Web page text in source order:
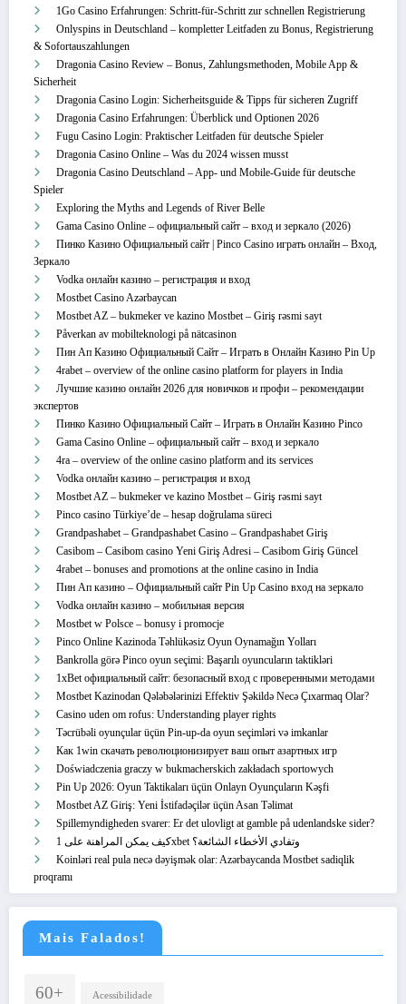
1Go Casino Erfahrungen: Schritt‑für‑Schritt zur schnellen Registrierung
Onlyspins in Deutschland – kompletter Leitfaden zu Bonus, Registrierung
& Sofortauszahlungen
Dragonia Casino Review – Bonus, Zahlungsmethoden, Mobile App &
Sicherheit
Dragonia Casino Login: Sicherheitsguide & Tipps für sicheren Zugriff
Dragonia Casino Erfahrungen: Überblick und Optionen 2026
Fugu Casino Login: Praktischer Leitfaden für deutsche Spieler
Dragonia Casino Online – Was du 2024 wissen musst
Dragonia Casino Deutschland – App‑ und Mobile‑Guide für deutsche
Spieler
Exploring the Myths and Legends of River Belle
Gama Casino Online – официальный сайт – вход и зеркало (2026)
Пинко Казино Официальный сайт | Pinco Casino играть онлайн – Вход,
Зеркало
Vodka онлайн казино – регистрация и вход
Mostbet Casino Azərbaycan
Mostbet AZ – bukmeker ve kazino Mostbet – Giriş rəsmi sayt
Påverkan av mobilteknologi på nätcasinon
Пин Ап Казино Официальный Сайт – Играть в Онлайн Казино Pin Up
4rabet – overview of the online casino platform for players in India
Лучшие казино онлайн 2026 для новичков и профи – рекомендации
экспертов
Пинко Казино Официальный Сайт – Играть в Онлайн Казино Pinco
Gama Casino Online – официальный сайт – вход и зеркало
4ra – overview of the online casino platform and its services
Vodka онлайн казино – регистрация и вход
Mostbet AZ – bukmeker ve kazino Mostbet – Giriş rəsmi sayt
Pinco casino Türkiye’de – hesap doğrulama süreci
Grandpashabet – Grandpashabet Casino – Grandpashabet Giriş
Casibom – Casibom casino Yeni Giriş Adresi – Casibom Giriş Güncel
4rabet – bonuses and promotions at the online casino in India
Пин Ап казино – Официальный сайт Pin Up Casino вход на зеркало
Vodka онлайн казино – мобильная версия
Mostbet w Polsce – bonusy i promocje
Pinco Online Kazinoda Təhlükəsiz Oyun Oynamağın Yolları
Bankrolla görə Pinco oyun seçimi: Başarılı oyuncuların taktikləri
1xBet официальный сайт: безопасный вход с проверенными методами
Mostbet Kazinodan Qələbələrinizi Effektiv Şəkildə Necə Çıxarmaq Olar?
Casino uden om rofus: Understanding player rights
Təcrübəli oyunçular üçün Pin-up-da oyun seçimləri və imkanlar
Как 1win скачать революционизирует ваш опыт азартных игр
Doświadczenia graczy w bukmacherskich zakładach sportowych
Pin Up 2026: Oyun Taktikaları üçün Onlayn Oyunçuların Kəşfi
Mostbet AZ Giriş: Yeni İstifadəçilər üçün Asan Təlimat
Spillemyndigheden svarer: Er det ulovligt at gamble på udenlandske sider?
كيف يمكن المراهنة على 1xbet وتفادي الأخطاء الشائعة؟
Koinləri real pula necə dəyişmək olar: Azərbaycanda Mostbet sadiqlik
proqramı
Mais Falados!
60+ Acessibilidade